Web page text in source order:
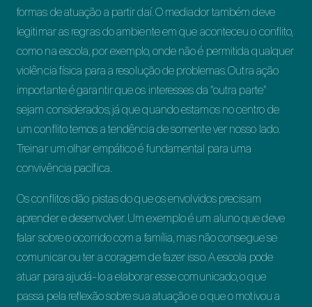
formas de atuação a partir daí. O mediador também deve
legitimar as regras do ambiente em que aconteceu o conflito,
como na escola, por exemplo, onde não é permitida qualquer
violência física para a resolução de problemas. Outra ação
importante é garantir que os interesses da “outra parte”
sejam considerados, já que quando estamos no centro de
um conflito temos a tendência de somente ver nosso lado.
Treinar um olhar empático é fundamental para uma
convivência pacífica.
Os conflitos dão pistas do que os envolvidos precisam
aprender e desenvolver. Um exemplo é um aluno que deve
falar sobre o ocorrido com a família, mas não consegue se
comunicar ou ter a coragem de fazer isso. A escola pode
atuar para ajudá-lo a elaborar esse comunicado, o que
passa pela reflexão sobre sua atuação e o que o motivou a